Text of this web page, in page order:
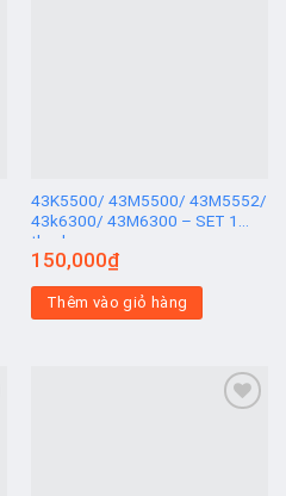
43K5500/ 43M5500/ 43M5552/
43k6300/ 43M6300 – SET 1
thanh
150,000₫
Thêm vào giỏ hàng